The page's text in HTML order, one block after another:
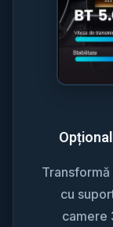
cu
camere